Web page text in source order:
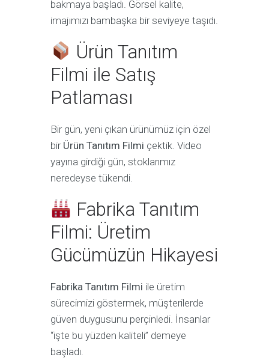
bakmaya başladı. Görsel kalite,
imajımızı bambaşka bir seviyeye taşıdı.
Ürün Tanıtım
Filmi ile Satış
Patlaması
Bir gün, yeni çıkan ürünümüz için özel
bir Ürün Tanıtım Filmi çektik. Video
yayına girdiği gün, stoklarımız
neredeyse tükendi.
Fabrika Tanıtım
Filmi: Üretim
Gücümüzün Hikayesi
Fabrika Tanıtım Filmi ile üretim
sürecimizi göstermek, müşterilerde
güven duygusunu perçinledi. İnsanlar
“işte bu yüzden kaliteli” demeye
başladı.